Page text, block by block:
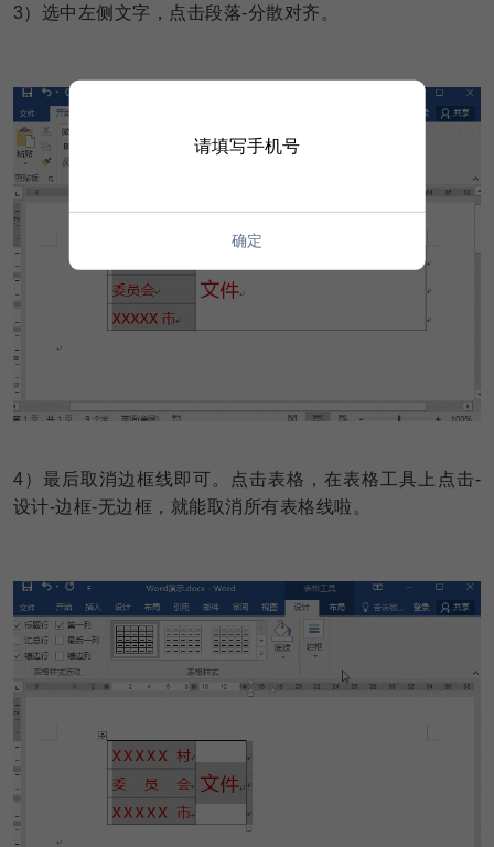
3）选中左侧文字，点击段落-分散对齐。
4）最后取消边框线即可。点击表格，在表格工具上点击-
设计-边框-无边框，就能取消所有表格线啦。
请填写手机号
确定